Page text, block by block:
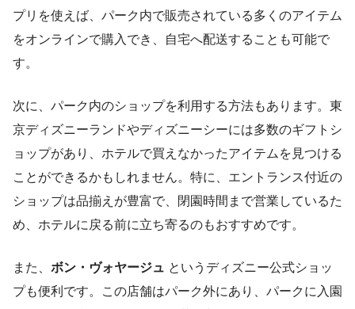
プリを使えば、パーク内で販売されている多くのアイテム
をオンラインで購入でき、自宅へ配送することも可能で
す。
次に、パーク内のショップを利用する方法もあります。東
京ディズニーランドやディズニーシーには多数のギフトシ
ョップがあり、ホテルで買えなかったアイテムを見つける
ことができるかもしれません。特に、エントランス付近の
ショップは品揃えが豊富で、閉園時間まで営業しているた
め、ホテルに戻る前に立ち寄るのもおすすめです。
また、 ボン・ヴォヤージュ というディズニー公式ショッ
プも便利です。この店舗はパーク外にあり、パークに入園